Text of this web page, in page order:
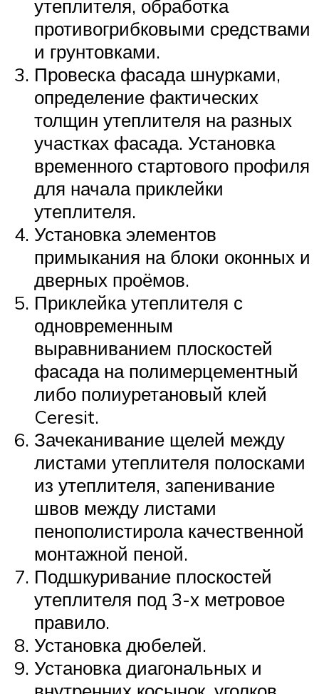
утеплителя, обработка
противогрибковыми средствами
и грунтовками.
Провеска фасада шнурками,
определение фактических
толщин утеплителя на разных
участках фасада. Установка
временного стартового профиля
для начала приклейки
утеплителя.
Установка элементов
примыкания на блоки оконных и
дверных проёмов.
Приклейка утеплителя с
одновременным
выравниванием плоскостей
фасада на полимерцементный
либо полиуретановый клей
Ceresit.
Зачеканивание щелей между
листами утеплителя полосками
из утеплителя, запенивание
швов между листами
пенополистирола качественной
монтажной пеной.
Подшкуривание плоскостей
утеплителя под 3-х метровое
правило.
Установка дюбелей.
Установка диагональных и